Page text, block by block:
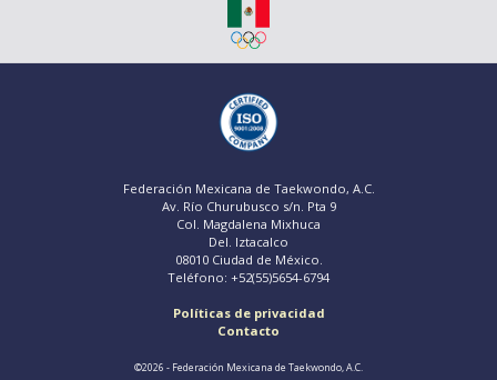
Federación Mexicana de Taekwondo, A.C.
Av. Río Churubusco s/n. Pta 9
Col. Magdalena Mixhuca
Del. Iztacalco
08010 Ciudad de México.
Teléfono: +52(55)5654-6794
Políticas de privacidad
Contacto
©2026 - Federación Mexicana de Taekwondo, A.C.